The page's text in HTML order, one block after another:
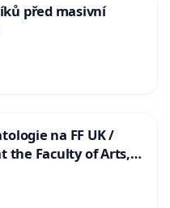
před masivní
na FF UK /
the Faculty of Arts,